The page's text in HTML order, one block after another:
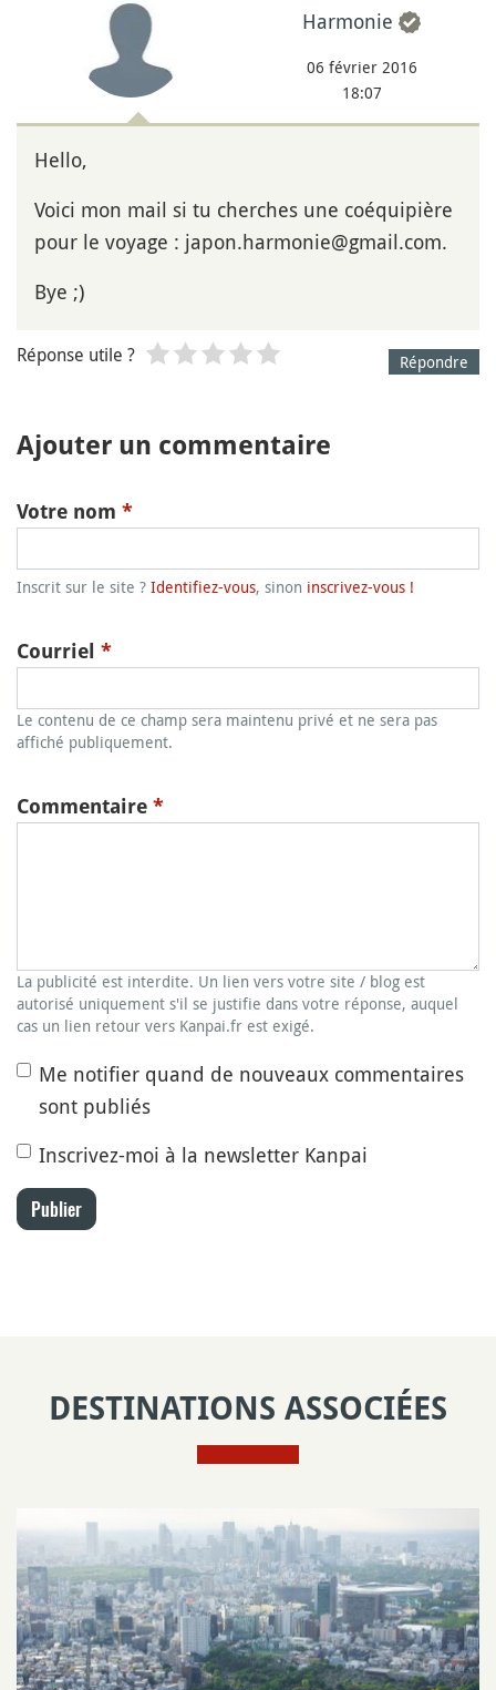
Harmonie
06 février 2016
18:07
Hello,
Voici mon mail si tu cherches une coéquipière
pour le voyage : japon.harmonie@gmail.com.
Bye ;)
Répondre
Réponse utile ?
Ajouter un commentaire
Votre nom *
Inscrit sur le site ? Identifiez-vous, sinon inscrivez-vous !
Courriel *
Le contenu de ce champ sera maintenu privé et ne sera pas
affiché publiquement.
Commentaire *
La publicité est interdite. Un lien vers votre site / blog est
autorisé uniquement s'il se justifie dans votre réponse, auquel
cas un lien retour vers Kanpai.fr est exigé.
Me notifier quand de nouveaux commentaires
sont publiés
Inscrivez-moi à la newsletter Kanpai
Publier
DESTINATIONS ASSOCIÉES